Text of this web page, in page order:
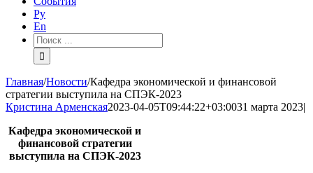
Ру
En
Результат
поиска:
Главная/Новости/Кафедра экономической и финансовой
стратегии выступила на СПЭК-2023
Кристина Арменская2023-04-05T09:44:22+03:0031 марта 2023|
Кафедра экономической и
финансовой стратегии
выступила на СПЭК-2023